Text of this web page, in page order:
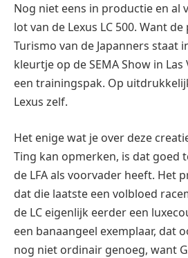
Nog niet eens in productie en al
lot van de Lexus LC 500. Want
Turismo van de Japanners staat
kleurtje op de SEMA Show in
een trainingspak. Op
Lexus zelf.
Het enige wat je over deze
Ting kan opmerken, is dat goed
de LFA als voorvader heeft. Het
dat die laatste een volbloed
de LC eigenlijk eerder een
een banaangeel exemplaar, dat
nog niet ordinair genoeg, want